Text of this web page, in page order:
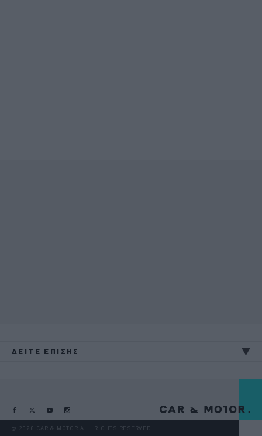
ΔΕΙΤΕ ΕΠΙΣΗΣ
@ 2026 CAR & MOTOR ALL RIGHTS RESERVED